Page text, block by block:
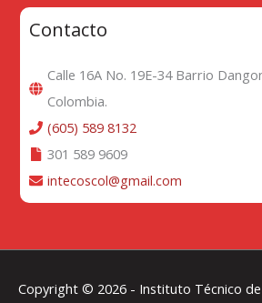
Contacto
Calle 16A No. 19E-34 Barrio
Colombia.
(605) 589 8132
301 589 9609
intecoscol@gmail.com
Copyright © 2026 - Instituto Técnico